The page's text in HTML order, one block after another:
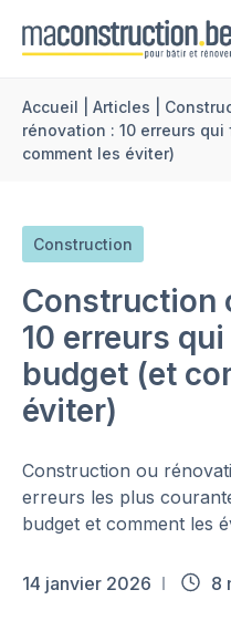
Accueil Articles
rénovation : 10 erreurs
comment les éviter)
Construction
Construction
10 erreurs
budget (et
éviter)
Construction ou
erreurs les plus
budget et comment les
14 janvier 2026 8